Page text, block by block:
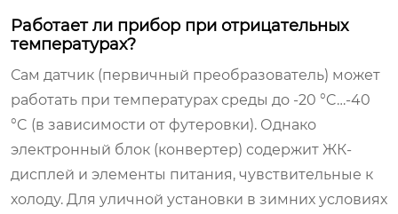
Работает ли прибор при отрицательных
температурах?
Сам датчик (первичный преобразователь) может
работать при температурах среды до -20 °C…-40
°C (в зависимости от футеровки). Однако
электронный блок (конвертер) содержит ЖК-
дисплей и элементы питания, чувствительные к
холоду. Для уличной установки в зимних условиях